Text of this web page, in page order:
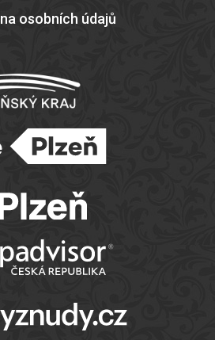
osobních údajů